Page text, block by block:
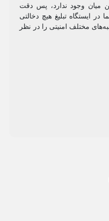
میان وجود ندارد، پس دقت
ایستگاه تبلیغ هیچ دخالتی
مختلف امنیتی را در نظر